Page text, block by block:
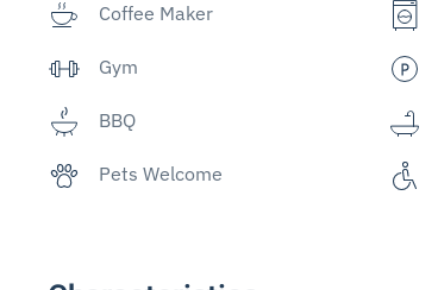
Coffee Maker
Gym
BBQ
Pets Welcome